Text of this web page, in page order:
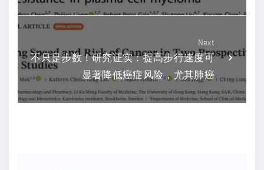
Next
不只是步数！研究证实：提高步行速度可
显著降低癌症风险，尤其肺癌